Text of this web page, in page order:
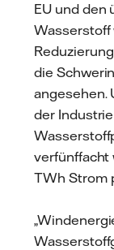
EU und den
die
angesehen.
der
verfünffacht
TWh Strom